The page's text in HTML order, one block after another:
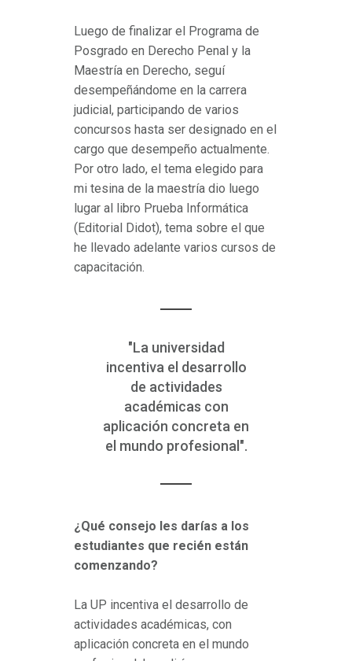
Luego de finalizar el Programa de
Posgrado en Derecho Penal y la
Maestría en Derecho, seguí
desempeñándome en la carrera
judicial, participando de varios
concursos hasta ser designado en el
cargo que desempeño actualmente.
Por otro lado, el tema elegido para
mi tesina de la maestría dio luego
lugar al libro Prueba Informática
(Editorial Didot), tema sobre el que
he llevado adelante varios cursos de
capacitación.
"La universidad
incentiva el desarrollo
de actividades
académicas con
aplicación concreta en
el mundo profesional".
¿Qué consejo les darías a los
estudiantes que recién están
comenzando?
La UP incentiva el desarrollo de
actividades académicas, con
aplicación concreta en el mundo